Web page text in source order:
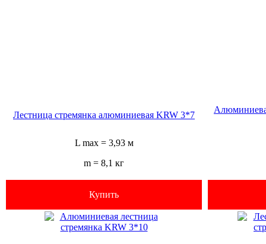
Лестница стремянка алюминиевая KRW 3*7
L max = 3,93 м
m = 8,1 кг
Купить